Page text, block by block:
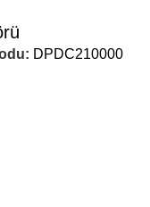
DPDC210000